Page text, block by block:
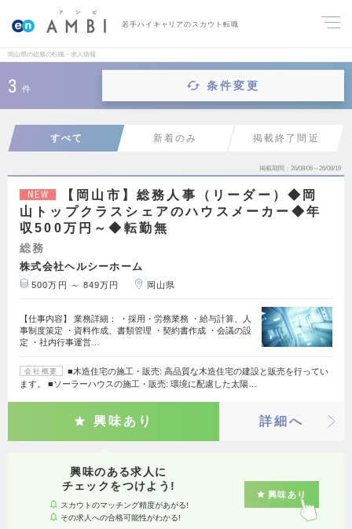
若手ハイキャリアのスカウト転職
岡山県の総務の転職・求人情報
3 件 条件変更
すべて 新着のみ 掲載終了間近
掲載期間 26/08/06～26/08/19
NEW
【岡山市】総務人事（リーダー）◆岡
山トップクラスシェアのハウスメーカー◆年
収500万円～◆転勤無
総務
株式会社ヘルシーホーム
500万円 ～ 849万円 岡山県
【仕事内容】 業務詳細： ・採用・労務業務 ・給与計算、人
事制度策定 ・資料作成、書類管理 ・契約書作成 ・会議の設
定 ・社内行事運営…
会社概要
■木造住宅の施工・販売: 高品質な木造住宅の建設と販売を行ってい
ます。 ■ソーラーハウスの施工・販売: 環境に配慮した太陽…
興味あり 詳細へ
興味のある求人に
チェックをつけよう!
スカウトのマッチング精度があがる!
その求人への合格可能性がわかる!
興味あり